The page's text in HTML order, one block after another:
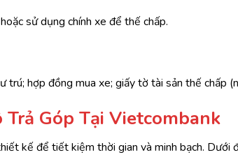
sử dụng chính xe để thế chấp.
trú; hợp đồng mua xe; giấy tờ tài sản thế chấp
Trả Góp Tại Vietcombank
kế để tiết kiệm thời gian và minh bạch. Dưới